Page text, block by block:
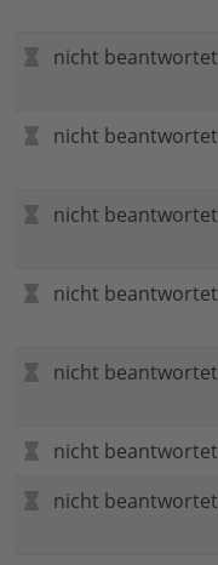
nicht beantwortet
nicht beantwortet
nicht beantwortet
nicht beantwortet
nicht beantwortet
nicht beantwortet
nicht beantwortet